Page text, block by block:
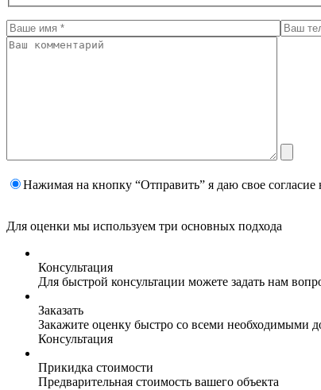
Нажимая на кнопку “Отправить” я даю свое согласие
Для оценки мы используем три основных подхода
Консультация
Для быстрой консультации можете задать нам
Заказать
Закажите оценку быстро со всеми необходимыми
Консультация
Прикидка стоимости
Предварительная стоимость вашего объекта